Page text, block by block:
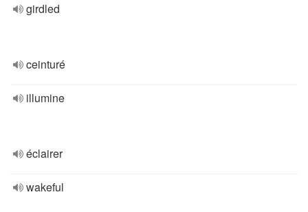
girdled
ceinturé
illumine
éclairer
wakeful